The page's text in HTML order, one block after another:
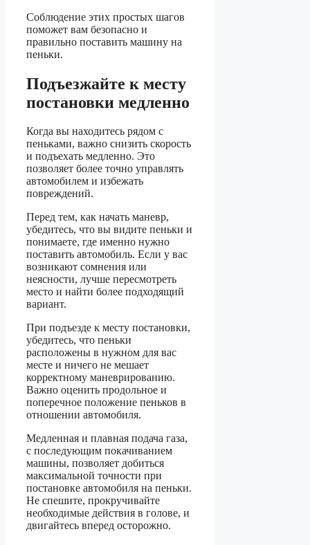
Соблюдение этих простых шагов
поможет вам безопасно и
правильно поставить машину на
пеньки.
Подъезжайте к месту
постановки медленно
Когда вы находитесь рядом с
пеньками, важно снизить скорость
и подъехать медленно. Это
позволяет более точно управлять
автомобилем и избежать
повреждений.
Перед тем, как начать маневр,
убедитесь, что вы видите пеньки и
понимаете, где именно нужно
поставить автомобиль. Если у вас
возникают сомнения или
неясности, лучше пересмотреть
место и найти более подходящий
вариант.
При подъезде к месту постановки,
убедитесь, что пеньки
расположены в нужном для вас
месте и ничего не мешает
корректному маневрированию.
Важно оценить продольное и
поперечное положение пеньков в
отношении автомобиля.
Медленная и плавная подача газа,
с последующим покачиванием
машины, позволяет добиться
максимальной точности при
постановке автомобиля на пеньки.
Не спешите, прокручивайте
необходимые действия в голове, и
двигайтесь вперед осторожно.